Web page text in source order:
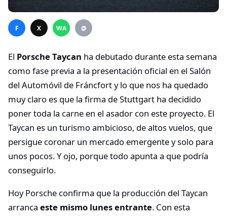
F X WA @
El Porsche Taycan ha debutado durante esta semana
como fase previa a la presentación oficial en el Salón
del Automóvil de Fráncfort y lo que nos ha quedado
muy claro es que la firma de Stuttgart ha decidido
poner toda la carne en el asador con este proyecto. El
Taycan es un turismo ambicioso, de altos vuelos, que
persigue coronar un mercado emergente y solo para
unos pocos. Y ojo, porque todo apunta a que podría
conseguirlo.
Hoy Porsche confirma que la producción del Taycan
arranca este mismo lunes entrante. Con esta